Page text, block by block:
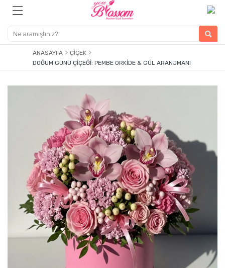
ANASAYFA
ÇIÇEK
DOĞUM GÜNÜ ÇIÇEĞI: PEMBE ORKIDE & GÜL ARANJMANI